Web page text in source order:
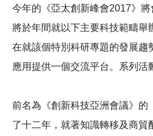
科技分享
會籍
今年的《亞太創新峰會2017》
將於年間就以下主要科技範疇
在就該個特別科研專題的發展趨
應用提供一個交流平台。系列活
前名為《創新科技亞洲會議》的
了十二年，就著知識轉移及商